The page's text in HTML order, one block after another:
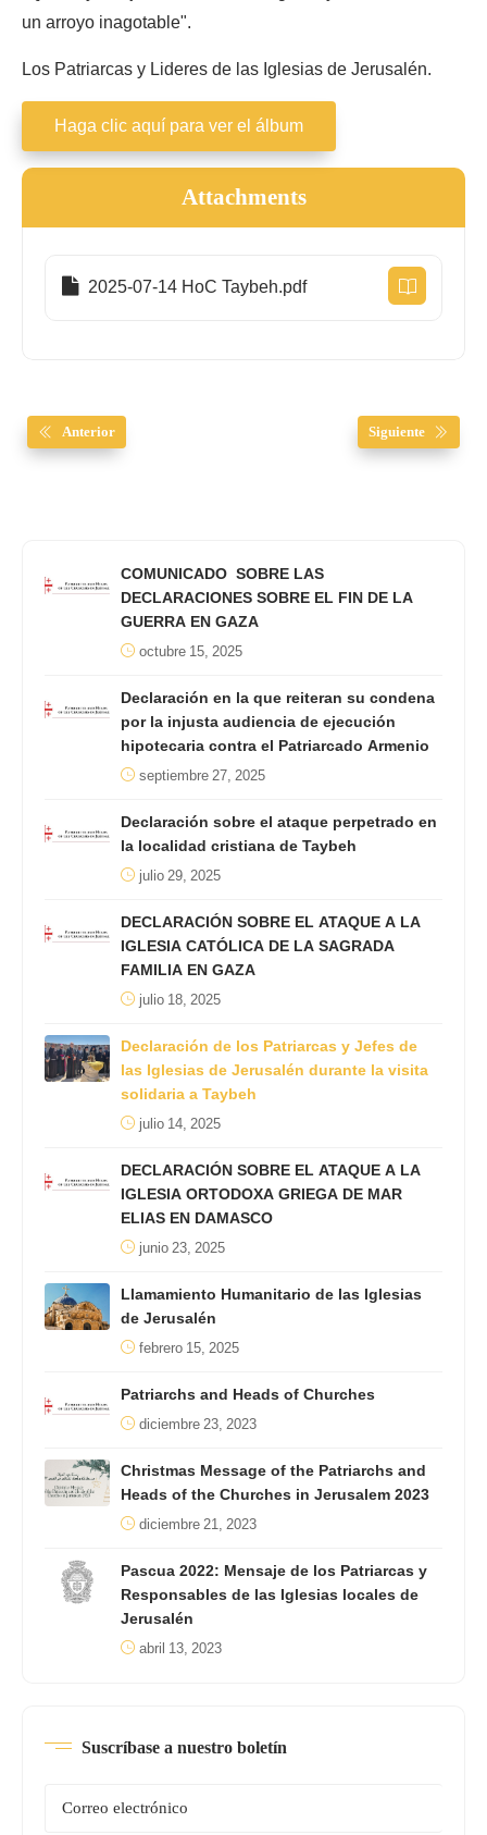
un arroyo inagotable".
Los Patriarcas y Lideres de las Iglesias de Jerusalén.
Haga clic aquí para ver el álbum
Attachments
2025-07-14 HoC Taybeh.pdf
Anterior Siguiente
COMUNICADO SOBRE LAS
DECLARACIONES SOBRE EL FIN DE LA
GUERRA EN GAZA
octubre 15, 2025
Declaración en la que reiteran su condena
por la injusta audiencia de ejecución
hipotecaria contra el Patriarcado Armenio
septiembre 27, 2025
Declaración sobre el ataque perpetrado en
la localidad cristiana de Taybeh
julio 29, 2025
DECLARACIÓN SOBRE EL ATAQUE A LA
IGLESIA CATÓLICA DE LA SAGRADA
FAMILIA EN GAZA
julio 18, 2025
Declaración de los Patriarcas y Jefes de
las Iglesias de Jerusalén durante la visita
solidaria a Taybeh
julio 14, 2025
DECLARACIÓN SOBRE EL ATAQUE A LA
IGLESIA ORTODOXA GRIEGA DE MAR
ELIAS EN DAMASCO
junio 23, 2025
Llamamiento Humanitario de las Iglesias
de Jerusalén
febrero 15, 2025
Patriarchs and Heads of Churches
diciembre 23, 2023
Christmas Message of the Patriarchs and
Heads of the Churches in Jerusalem 2023
diciembre 21, 2023
Pascua 2022: Mensaje de los Patriarcas y
Responsables de las Iglesias locales de
Jerusalén
abril 13, 2023
Suscríbase a nuestro boletín